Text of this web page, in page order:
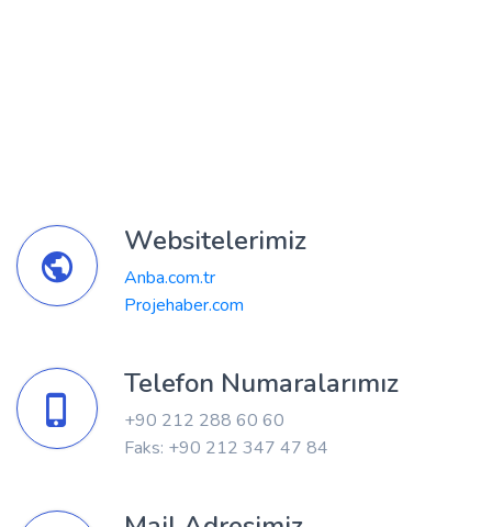
Websitelerimiz
Anba.com.tr
Projehaber.com
Telefon Numaralarımız
+90 212 288 60 60
Faks: +90 212 347 47 84